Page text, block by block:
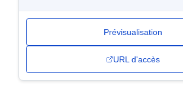
Prévisualisation
URL d'accès